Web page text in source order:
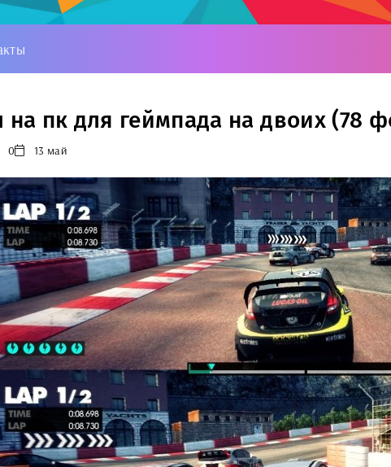
на пк для геймпада на двоих (78
0 13 май